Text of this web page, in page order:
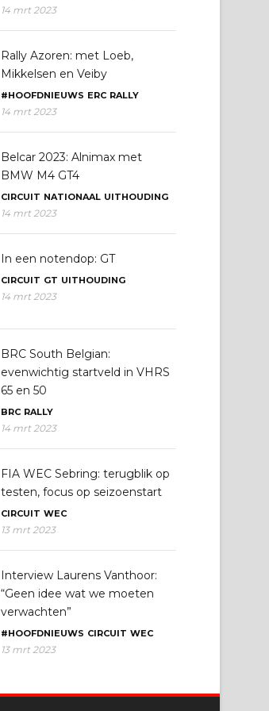
14 mrt 2023
Rally Azoren: met Loeb,
Mikkelsen en Veiby
#HOOFDNIEUWS ERC RALLY
14 mrt 2023
Belcar 2023: Alnimax met
BMW M4 GT4
CIRCUIT NATIONAAL UITHOUDING
14 mrt 2023
In een notendop: GT
CIRCUIT GT UITHOUDING
14 mrt 2023
BRC South Belgian:
evenwichtig startveld in VHRS
65 en 50
BRC RALLY
14 mrt 2023
FIA WEC Sebring: terugblik op
testen, focus op seizoenstart
CIRCUIT WEC
13 mrt 2023
Interview Laurens Vanthoor:
“Geen idee wat we moeten
verwachten”
#HOOFDNIEUWS CIRCUIT WEC
13 mrt 2023